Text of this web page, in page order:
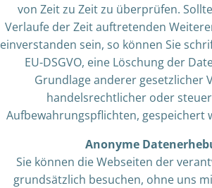
von Zeit zu Zeit zu überprüfen.
Verlaufe der Zeit auftretenden
einverstanden sein, so können Sie
EU-DSGVO, eine Löschung der
Grundlage anderer gesetzlicher
handelsrechtlicher oder
Aufbewahrungspflichten, gespeichert
Anonyme
Sie können die Webseiten der
grundsätzlich besuchen, ohne uns